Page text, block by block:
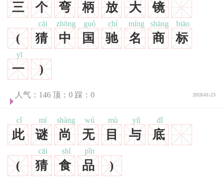
三 个 弯 柄 放 大 镜
( 猜
cāi
中
zhōng
国
guó
驰
chí
名
míng
商
shāng
标
biāo
一
yī
)
2018-01-23
人气： 146 顶： 0 踩： 0
此
cǐ
谜
mí
尚
shàng
无
wú
目
mù
与
yǔ
底
dǐ
( 猜
cāi
食
shí
品
pǐn
)